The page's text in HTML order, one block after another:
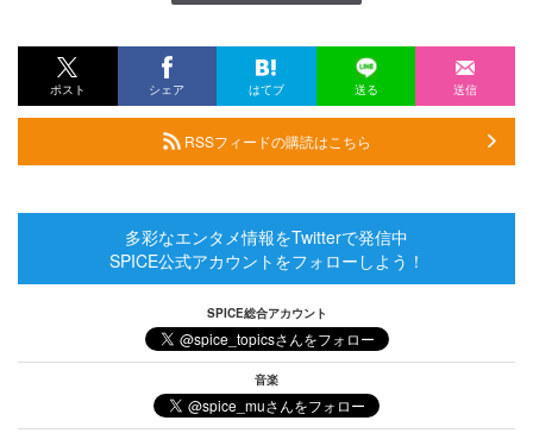
ポスト シェア はてブ 送る 送信
RSSフィードの購読はこちら
多彩なエンタメ情報をTwitterで発信中
SPICE公式アカウントをフォローしよう！
SPICE総合アカウント
音楽